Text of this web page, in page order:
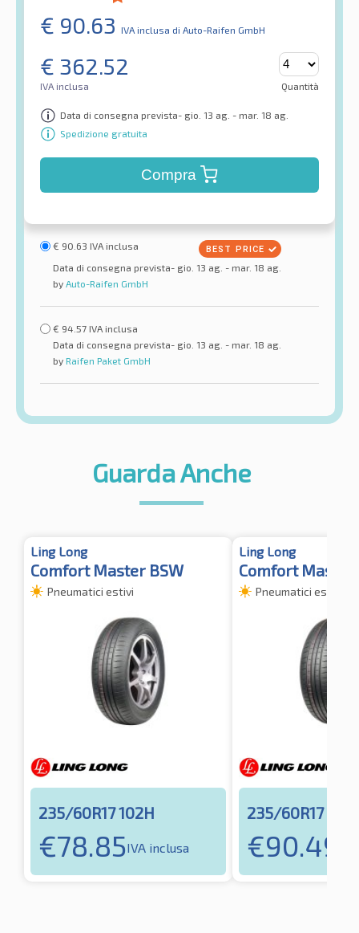
€ 90.63 IVA inclusa di Auto-Raifen GmbH
€ 362.52
IVA inclusa Quantità
Data di consegna prevista- gio. 13 ag. - mar. 18 ag.
Spedizione gratuita
Compra
€ 90.63 IVA inclusa
Data di consegna prevista- gio. 13 ag. - mar. 18 ag.
by Auto-Raifen GmbH
€ 94.57 IVA inclusa
Data di consegna prevista- gio. 13 ag. - mar. 18 ag.
by Raifen Paket GmbH
Guarda Anche
Ling Long
Comfort Master BSW
Pneumatici estivi
235/60R17 102H
€78.85IVA inclusa
Ling Long
Comfort Master
Pneumatici estivi
235/60R17
€90.49